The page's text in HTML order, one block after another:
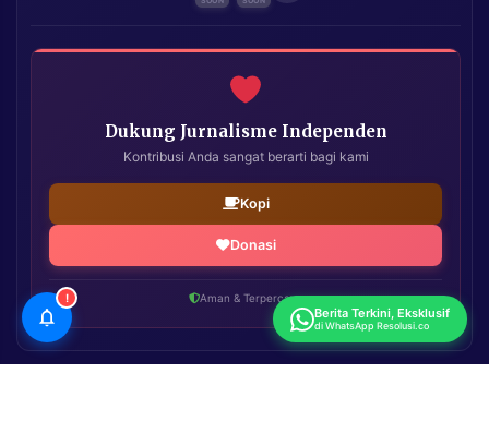
Dukung Jurnalisme Independen
Kontribusi Anda sangat berarti bagi kami
Kopi
Donasi
Aman & Terpercaya
!
Berita Terkini, Eksklusif
di WhatsApp Resolusi.co